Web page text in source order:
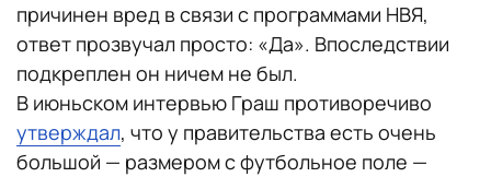
причинен вред в связи с программами НВЯ,
ответ прозвучал просто: «Да». Впоследствии
подкреплен он ничем не был.
В июньском интервью Граш противоречиво
утверждал, что у правительства есть очень
большой — размером с футбольное поле —